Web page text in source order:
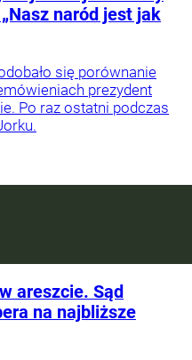
naród jest jak
się porównanie
prezydent
Po raz ostatni podczas
areszcie. Sąd
na najbliższe